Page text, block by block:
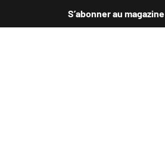
S’abonner au magazine